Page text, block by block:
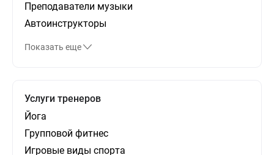
Преподаватели музыки
Автоинструкторы
Показать еще
Услуги тренеров
Йога
Групповой фитнес
Игровые виды спорта